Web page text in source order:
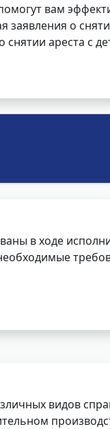
вам
о
ареста с
в ходе
видов